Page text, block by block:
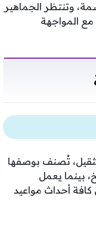
وتنتظر الجماهير
2026 بشغف كبير، خاصة مع المواجهة
تُصنف بوصفها
التاريخ، بينما يعمل
التكتيكية، وتتكفل شبكة قنوات بي إن سبورتس ماكس 1 بنقل كافة أحداث مواعيد